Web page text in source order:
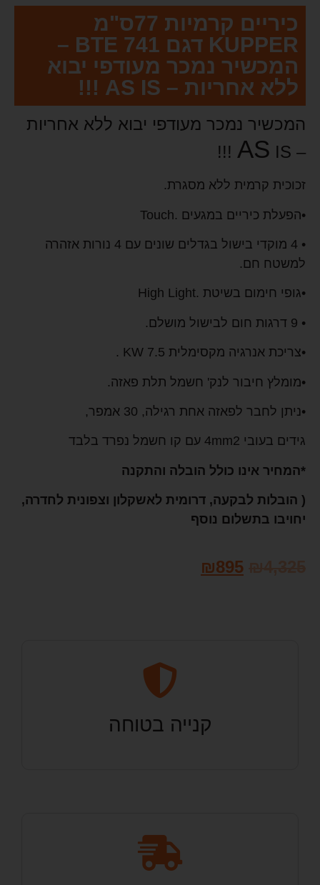
כיריים קרמיות 77ס"מ
KUPPER דגם BTE 741 –
המכשיר נמכר מעודפי יבוא
ללא אחריות – AS IS !!!
המכשיר נמכר מעודפי יבוא ללא אחריות
–
AS IS !!!
זכוכית קרמית ללא מסגרת.
•הפעלת כיריים במגעים .Touch
• 4 מוקדי בישול בגדלים שונים עם 4 נורות אזהרה
למשטח חם.
•גופי חימום בשיטת .High Light
• 9 דרגות חום לבישול מושלם.
•צריכת אנרגיה מקסימלית 7.5 KW .
•מומלץ חיבור לנק' חשמל תלת פאזה.
•ניתן לחבר לפאזה אחת רגילה, 30 אמפר,
גידים בעובי 4mm2 עם קו חשמל נפרד בלבד
*המחיר אינו כולל הובלה והתקנה
( הובלות לבקעה, דרומית לאשקלון וצפונית לחדרה,
יחויבו בתשלום נוסף
₪895
קנייה בטוחה